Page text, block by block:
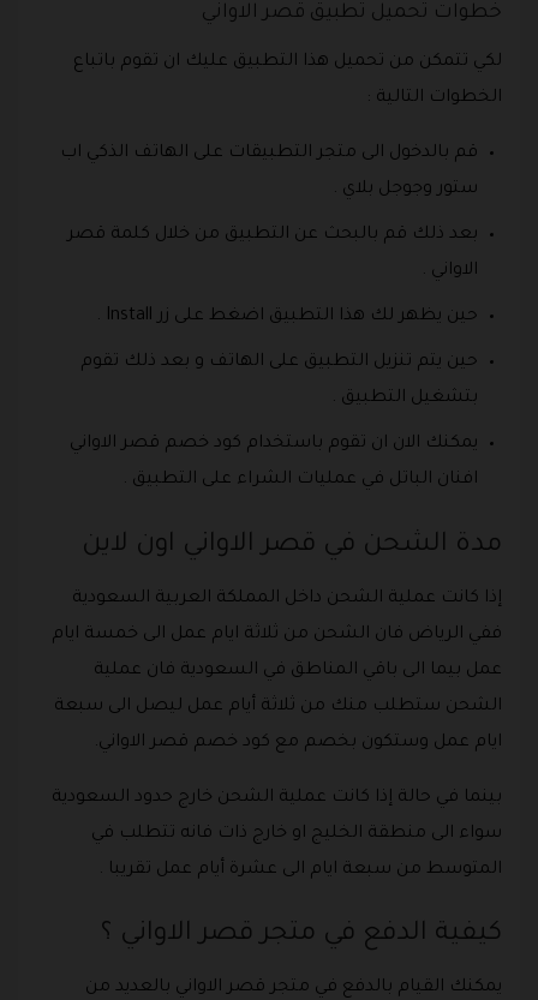
خطوات تحميل تطبيق قصر الاواني
لكي تتمكن من تحميل هذا التطبيق عليك ان تقوم باتباع
الخطوات التالية :
قم بالدخول الى متجر التطبيقات على الهاتف الذكي اب
ستور وجوجل بلاي .
بعد ذلك قم بالبحث عن التطبيق من خلال كلمة قصر
الاواني .
حين يظهر لك هذا التطبيق اضغط على زر Install .
حين يتم تنزيل التطبيق على الهاتف و بعد ذلك تقوم
بتشغيل التطبيق .
يمكنك الان ان تقوم باستخدام كود خصم قصر الاواني
افنان الباتل في عمليات الشراء على التطبيق .
مدة الشحن في قصر الاواني اون لاين
إذا كانت عملية الشحن داخل المملكة العربية السعودية
ففي الرياض فان الشحن من ثلاثة ايام عمل الى خمسة ايام
عمل بيما الى باقي المناطق في السعودية فان عملية
الشحن ستطلب منك من ثلاثة أيام عمل ليصل الى سبعة
ايام عمل وستكون بخصم مع كود خصم قصر الاواني.
بينما في حالة إذا كانت عملية الشحن خارج حدود السعودية
سواء الى منطقة الخليج او خارج ذات فانه تتطلب في
المتوسط من سبعة ايام الى عشرة أيام عمل تقريبا .
كيفية الدفع في متجر قصر الاواني ؟
يمكنك القيام بالدفع في متجر قصر الاواني بالعديد من